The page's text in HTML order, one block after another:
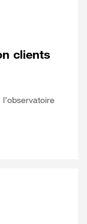
clients